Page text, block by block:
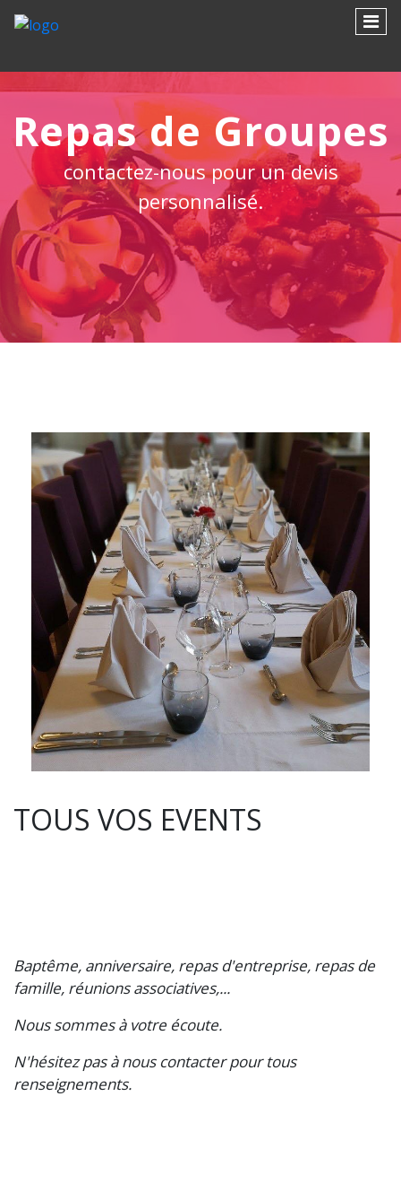
Aller
au
principal
Repas de Groupes
contactez-nous pour un devis
personnalisé.
TOUS VOS EVENTS
Baptême, anniversaire, repas d'entreprise, repas de
famille, réunions associatives,...
Nous sommes à votre écoute.
N'hésitez pas à nous contacter pour tous
renseignements.